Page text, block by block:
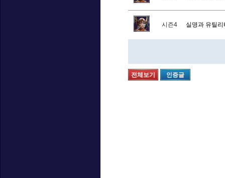
시즌4 실명과 유틸
전체보기 인증글